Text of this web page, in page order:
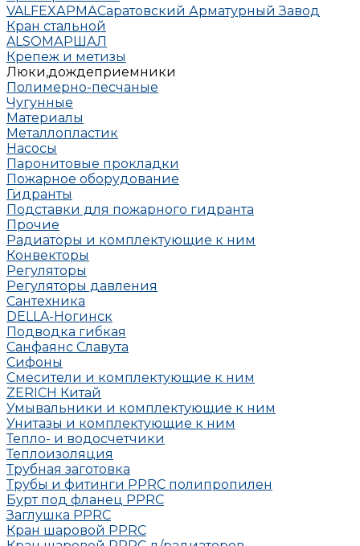
VALFEXАРМАСаратовский Арматурный Завод
Кран стальной
ALSOМАРШАЛ
Крепеж и метизы
Люки,дождеприемники
Полимерно-песчаные
Чугунные
Материалы
Металлопластик
Насосы
Паронитовые прокладки
Пожарное оборудование
Гидранты
Подставки для пожарного гидранта
Прочие
Радиаторы и комплектующие к ним
Конвекторы
Регуляторы
Регуляторы давления
Сантехника
DELLA-Ногинск
Подводка гибкая
Санфаянс Славута
Сифоны
Смесители и комплектующие к ним
ZERICH Китай
Умывальники и комплектующие к ним
Унитазы и комплектующие к ним
Тепло- и водосчетчики
Теплоизоляция
Трубная заготовка
Трубы и фитинги PPRC полипропилен
Бурт под фланец РРRC
Заглушка РРRC
Кран шаровой PPRC